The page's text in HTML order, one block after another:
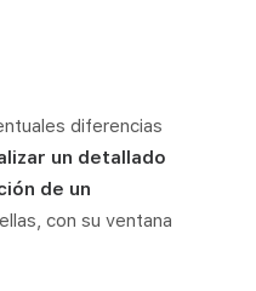
diferencias
un detallado
de un
con su ventana